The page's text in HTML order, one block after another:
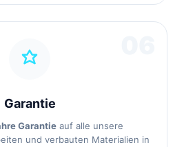
Garantie
Garantieauf alle unsere
und verbauten Materialien in